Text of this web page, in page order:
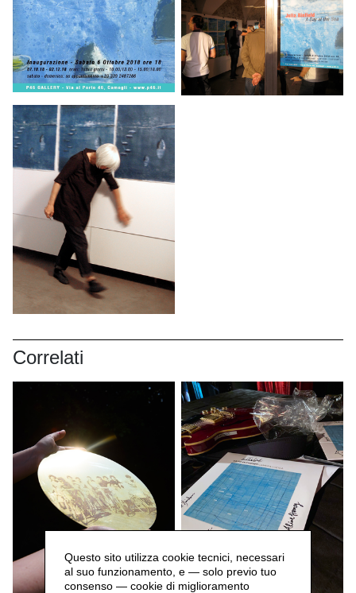
Correlati
Questo sito utilizza cookie tecnici, necessari
al suo funzionamento, e — solo previo tuo
consenso — cookie di miglioramento